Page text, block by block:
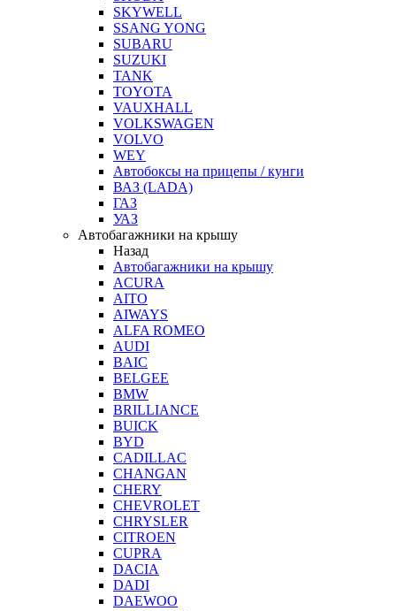
SKYWELL
SSANG YONG
SUBARU
SUZUKI
TANK
TOYOTA
VAUXHALL
VOLKSWAGEN
VOLVO
WEY
Автобоксы на прицепы / кунги
ВАЗ (LADA)
ГАЗ
УАЗ
Автобагажники на крышу
Назад
Автобагажники на крышу
ACURA
AITO
AIWAYS
ALFA ROMEO
AUDI
BAIC
BELGEE
BMW
BRILLIANCE
BUICK
BYD
CADILLAC
CHANGAN
CHERY
CHEVROLET
CHRYSLER
CITROEN
CUPRA
DACIA
DADI
DAEWOO